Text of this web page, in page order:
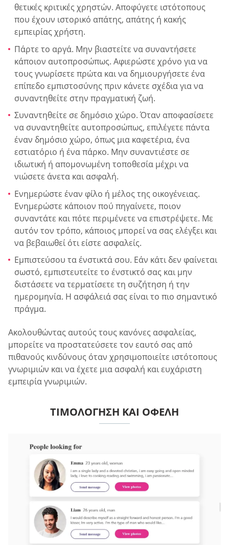
θετικές κριτικές χρηστών. Αποφύγετε ιστότοπους
που έχουν ιστορικό απάτης, απάτης ή κακής
εμπειρίας χρήστη.
Πάρτε το αργά. Μην βιαστείτε να συναντήσετε
κάποιον αυτοπροσώπως. Αφιερώστε χρόνο για να
τους γνωρίσετε πρώτα και να δημιουργήσετε ένα
επίπεδο εμπιστοσύνης πριν κάνετε σχέδια για να
συναντηθείτε στην πραγματική ζωή.
Συναντηθείτε σε δημόσιο χώρο. Όταν αποφασίσετε
να συναντηθείτε αυτοπροσώπως, επιλέγετε πάντα
έναν δημόσιο χώρο, όπως μια καφετέρια, ένα
εστιατόριο ή ένα πάρκο. Μην συναντιέστε σε
ιδιωτική ή απομονωμένη τοποθεσία μέχρι να
νιώσετε άνετα και ασφαλή.
Ενημερώστε έναν φίλο ή μέλος της οικογένειας.
Ενημερώστε κάποιον πού πηγαίνετε, ποιον
συναντάτε και πότε περιμένετε να επιστρέψετε. Με
αυτόν τον τρόπο, κάποιος μπορεί να σας ελέγξει και
να βεβαιωθεί ότι είστε ασφαλείς.
Εμπιστεύσου τα ένστικτά σου. Εάν κάτι δεν φαίνεται
σωστό, εμπιστευτείτε το ένστικτό σας και μην
διστάσετε να τερματίσετε τη συζήτηση ή την
ημερομηνία. Η ασφάλειά σας είναι το πιο σημαντικό
πράγμα.
Ακολουθώντας αυτούς τους κανόνες ασφαλείας,
μπορείτε να προστατεύσετε τον εαυτό σας από
πιθανούς κινδύνους όταν χρησιμοποιείτε ιστότοπους
γνωριμιών και να έχετε μια ασφαλή και ευχάριστη
εμπειρία γνωριμιών.
ΤΙΜΟΛΌΓΗΣΗ ΚΑΙ ΟΦΈΛΗ